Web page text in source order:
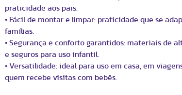
praticidade aos pais.
• Fácil de montar e limpar: praticidade que se
famílias.
• Segurança e conforto garantidos: materiais de
e seguros para uso infantil.
• Versatilidade: ideal para uso em casa, em
quem recebe visitas com bebês.